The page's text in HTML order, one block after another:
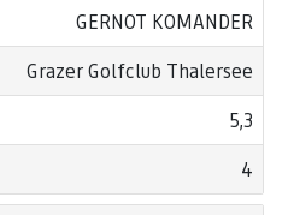
GERNOT KOMANDER
Grazer Golfclub Thalersee
5,3
4